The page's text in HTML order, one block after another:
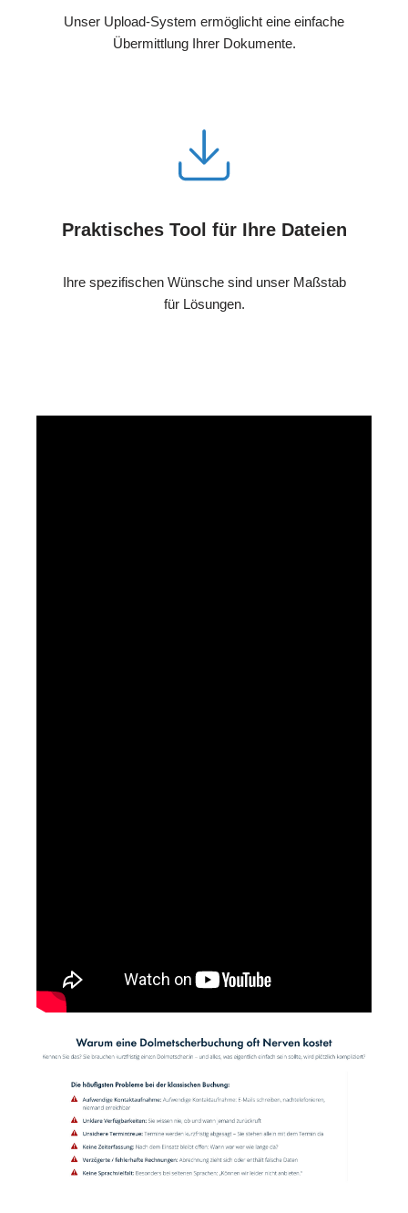
Unser Upload-System ermöglicht eine einfache
Übermittlung Ihrer Dokumente.
Praktisches Tool für Ihre Dateien
Ihre spezifischen Wünsche sind unser Maßstab
für Lösungen.